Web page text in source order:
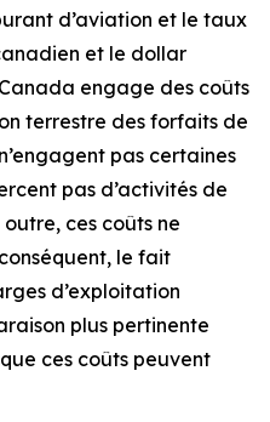
d’aviation et le taux
et le dollar
engage des coûts
terrestre des forfaits de
pas certaines
pas d’activités de
ces coûts ne
le fait
d’exploitation
plus pertinente
ces coûts peuvent